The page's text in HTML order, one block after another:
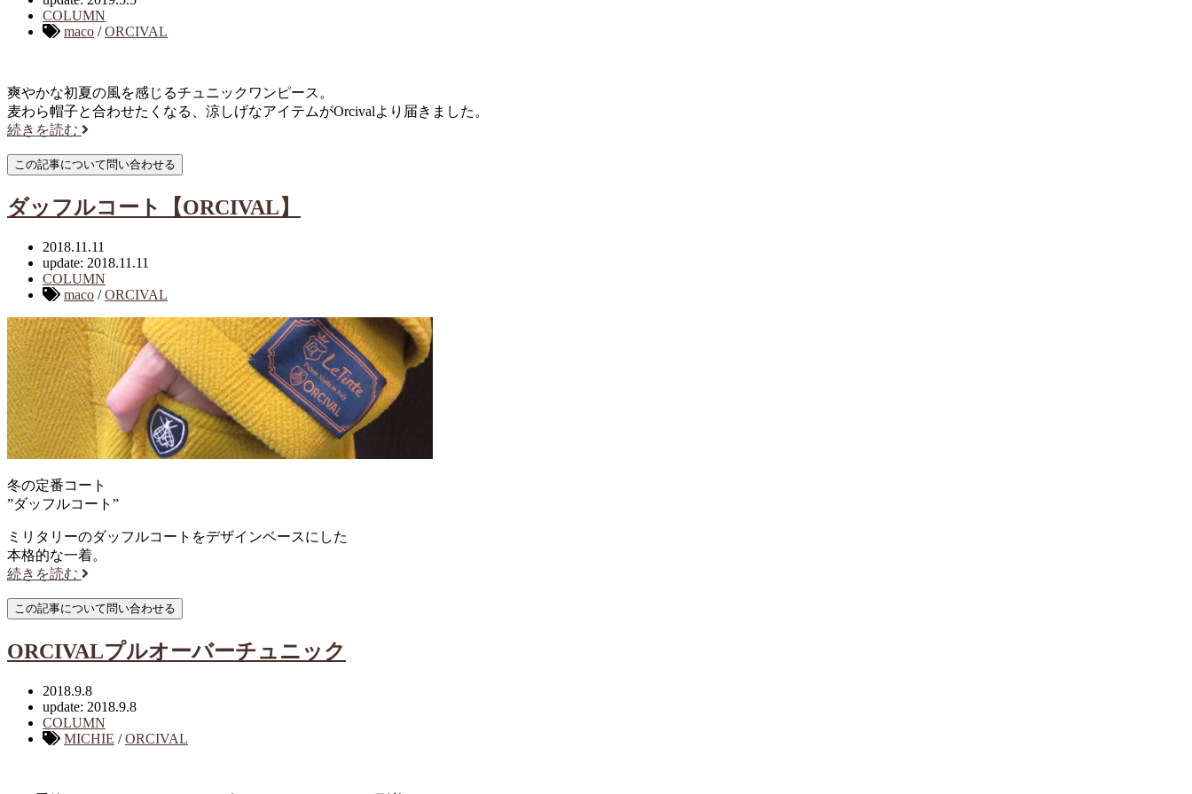
COLUMN
maco /ORCIVAL
爽やかな初夏の風を感じるチュニックワンピース。
麦わら帽子と合わせたくなる、涼しげなアイテムがOrcivalより届きました。
続きを読む
ダッフルコート【ORCIVAL】
2018.11.11
update: 2018.11.11
COLUMN
maco /ORCIVAL
冬の定番コート
”ダッフルコート”
ミリタリーのダッフルコートをデザインベースにした
本格的な一着。
続きを読む
ORCIVALプルオーバーチュニック
2018.9.8
update: 2018.9.8
COLUMN
MICHIE /ORCIVAL